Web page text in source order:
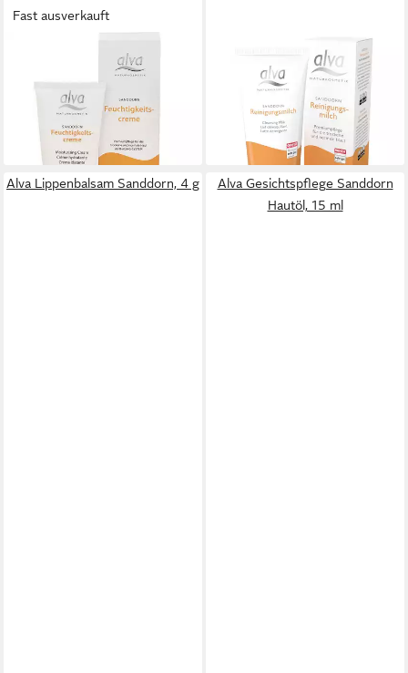
Fast ausverkauft
Feuchtigkeitscreme
Sanddorn, 50 ml
20,90 €
(418,00 €/ 1 l)
lieferbar - in 2-3 Werktagen bei dir
Gesichtspflege Sanddorn
Reinigungsmilch, 100 ml
14,90 €
(14,90 €/ 100 ml)
lieferbar - in 2-3 Werktagen bei dir
Alva Lippenbalsam Sanddorn, 4 g
Alva Gesichtspflege Sanddorn
Hautöl, 15 ml